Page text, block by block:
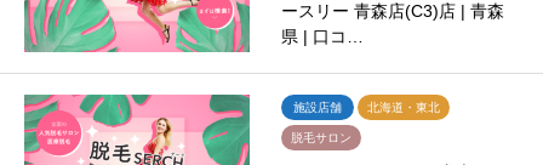
ースリー 青森店(C3)店 | 青森
県 | 口コ…
施設店舗 北海道・東北
脱毛サロン